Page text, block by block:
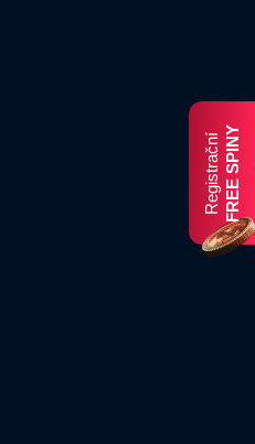
RegistračníFREE SPINY